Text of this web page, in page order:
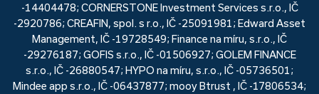
-14404478; CORNERSTONE Investment Services s.r.o., IČ
-2920786; CREAFIN, spol. s r.o., IČ -25091981; Edward Asset
Management, IČ -19728549; Finance na míru, s.r.o., IČ
-29276187; GOFIS s.r.o., IČ -01506927; GOLEM FINANCE
s.r.o., IČ -26880547; HYPO na míru, s.r.o., IČ -05736501;
Mindee app s.r.o., IČ -06437877; mooy Btrust , IČ -17806534;